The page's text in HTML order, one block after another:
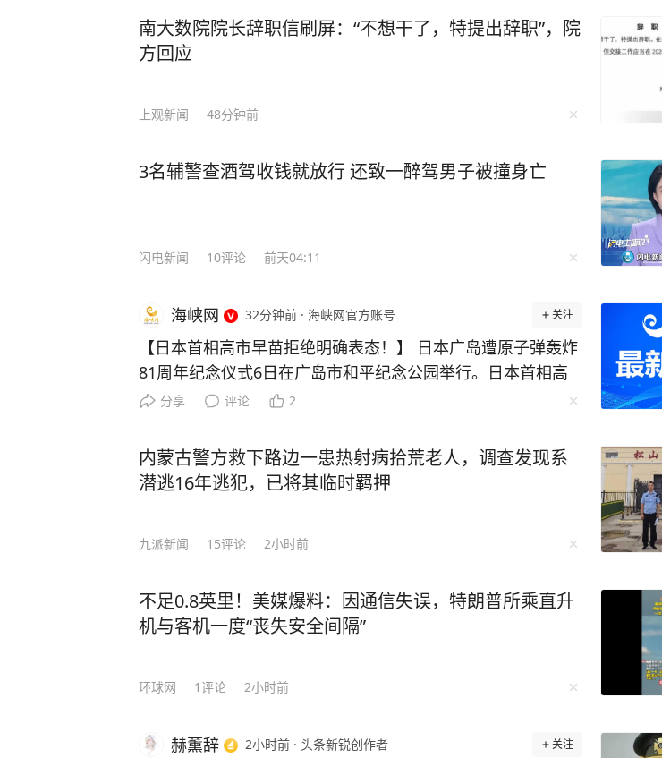
0元/吨，柴油下调365元/吨。折算零售价，92号汽油预计下跌
0.30元/升，95号汽油下跌0.32元/升，0号柴油下跌0.31元/
升。 不过需要提醒大家，计价周期仍有6个统计日，变数尚
窄，最终能否落地、下调多少，一切以发改委官方公告为准。
南大数院院长辞职信刷屏：“不想干了，特提出辞职”，院
方回应
上观新闻 48分钟前
3名辅警查酒驾收钱就放行 还致一醉驾男子被撞身亡
闪电新闻 10评论 前天04:11
海峡网 32分钟前 · 海峡网官方账号 关注
【日本首相高市早苗拒绝明确表态！】 日本广岛遭原子弹轰炸
81周年纪念仪式6日在广岛市和平纪念公园举行。日本首相高
市早苗参加仪式，其致辞中有关“无核三原则”的表态含糊其
道指出，尽管高市在致辞中提到“日本现在坚持‘无核三原则’”，
但其措辞与历任日本首相略有不同，且并未明确表示日本将继
续坚持该原则。报道援引高市身边人士的话称，日本政府若考
“维持现状”，暗示高市仅描述现状的措辞是有意为之。 共同社
高市虽然提及“无核三原则”，但仅仅是描述现状，缺乏今后继
续坚持“无核三原则”的决心。在野党国民民主党党首玉木雄一
则”明确表态。她表示，文件尚在修订中，对最终内容发表评论
记者表示，他认为日本拥有核武器不可接受，日本防卫大臣小
分享 评论 2
内蒙古警方救下路边一患热射病拾荒老人，调查发现系
潜逃16年逃犯，已将其临时羁押
九派新闻 15评论 2小时前
不足0.8英里！美媒爆料：因通信失误，特朗普所乘直升
机与客机一度“丧失安全间隔”
环球网 1评论 2小时前
赫薰辞 2小时前 · 头条新锐创作者 关注